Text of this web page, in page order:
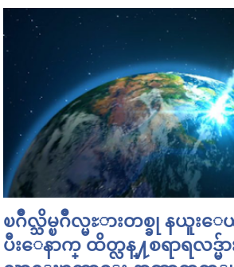
ၿဂိဳလ္သိမ္ၿဂိဳလ္မႊားတစ္ခု နယူးေ
ပီးေနာက္ ထိတ္လန္႔စရာရလဒ္